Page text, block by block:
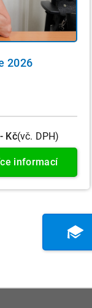
2026
Kč(vč. DPH)
informací